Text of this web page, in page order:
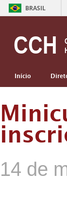
BRASIL
CCH
Início
14 de